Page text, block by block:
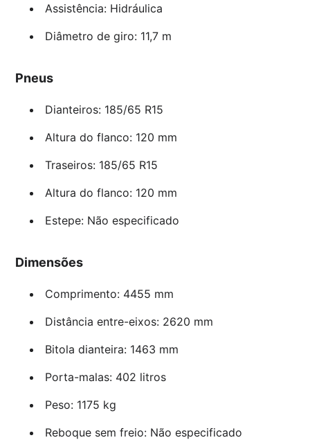
Assistência: Hidráulica
Diâmetro de giro: 11,7 m
Pneus
Dianteiros: 185/65 R15
Altura do flanco: 120 mm
Traseiros: 185/65 R15
Altura do flanco: 120 mm
Estepe: Não especificado
Dimensões
Comprimento: 4455 mm
Distância entre-eixos: 2620 mm
Bitola dianteira: 1463 mm
Porta-malas: 402 litros
Peso: 1175 kg
Reboque sem freio: Não especificado